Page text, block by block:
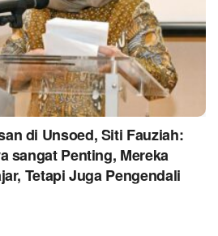
di Unsoed, Siti Fauziah:
sangat Penting, Mereka
Tetapi Juga Pengendali